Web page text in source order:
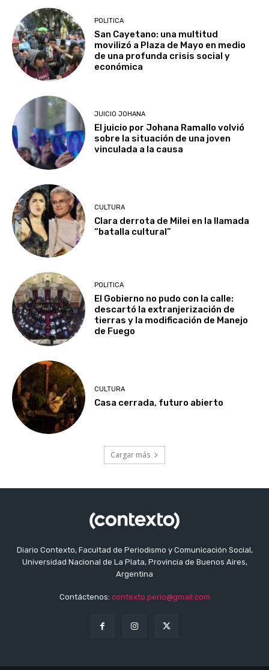
POLITICA
San Cayetano: una multitud
movilizó a Plaza de Mayo en medio
de una profunda crisis social y
económica
JUICIO JOHANA
El juicio por Johana Ramallo volvió
sobre la situación de una joven
vinculada a la causa
CULTURA
Clara derrota de Milei en la llamada
“batalla cultural”
POLITICA
El Gobierno no pudo con la calle:
descartó la extranjerización de
tierras y la modificación de Manejo
de Fuego
CULTURA
Casa cerrada, futuro abierto
Cargar más
Diario Contexto, Facultad de Periodismo y Comunicación Social,
Universidad Nacional de La Plata, Provincia de Buenos Aires,
Argentina
Contáctenos: contexto.perio@gmail.com